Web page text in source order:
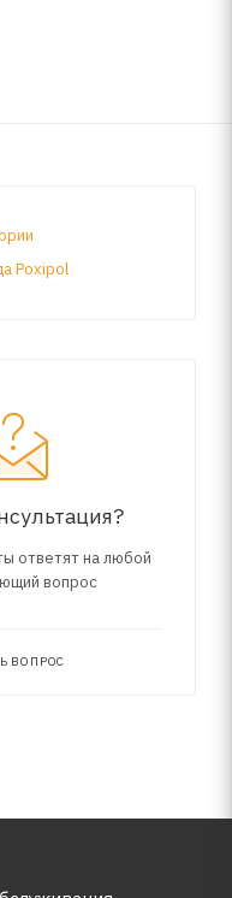
Poxipol
ответят на любой
вопрос
ВОПРОС